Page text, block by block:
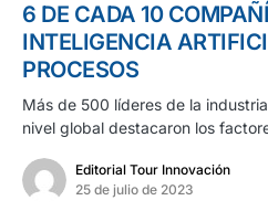
6 DE CADA 10
INTELIGENCIA
PROCESOS
Más de 500 líderes de la
nivel global destacaron los
Editorial Tour Innovación
25 de julio de 2023